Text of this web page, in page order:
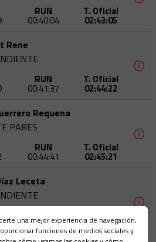
RUN
00:40:04
T. Oficial
02:43:05
Rene
RUN
00:41:37
T. Oficial
02:44:22
Requena
PARES
RUN
00:44:41
T. Oficial
02:45:21
Leceta
RUN
00:43:15
T. Oficial
02:45:49
una mejor experiencia de navegación,
funciones de medios sociales y